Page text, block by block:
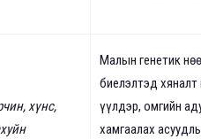
хүнс,
Малын генетик
биелэлтэд
үүлдэр, омгийн
хамгаалах